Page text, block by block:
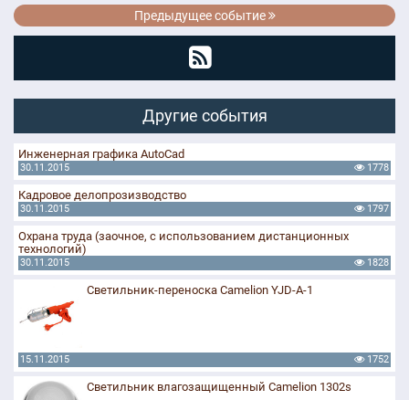
Предыдущее событие
Другие события
Инженерная графика AutoCad
30.11.2015 1778
Кадровое делопрозизводство
30.11.2015 1797
Охрана труда (заочное, с использованием дистанционных
технологий)
30.11.2015 1828
Светильник-переноска Camelion YJD-A-1
15.11.2015 1752
Светильник влагозащищенный Camelion 1302s